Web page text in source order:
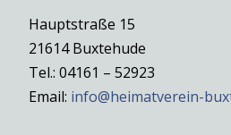
Hauptstraße 15
21614 Buxtehude
Tel.: 04161 – 52923
Email: info@heimatverein-